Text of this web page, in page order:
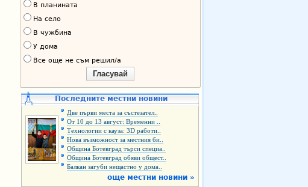
В планината
На село
В чужбина
У дома
Все още не съм решил/а
Гласувай
Последните местни новини
Две първи места за състезател..
От 10 до 13 август: Временни ..
Технологии с кауза: 3D работи..
Нова възможност за местния би..
Община Ботевград търси специа..
Община Ботевград обяви общест..
Балкан загуби нещастно у дома..
още местни новини »